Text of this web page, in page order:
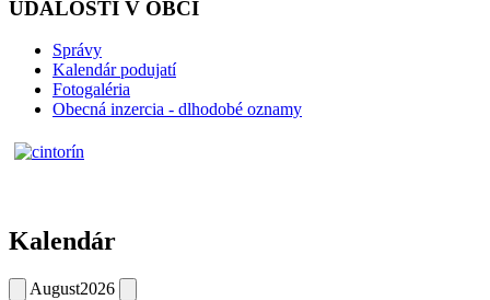
UDALOSTI V OBCI
Správy
Kalendár podujatí
Fotogaléria
Obecná inzercia - dlhodobé oznamy
Kalendár
August2026